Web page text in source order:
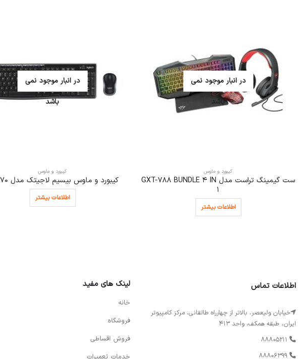
در انبار موجود نمی
باشد
کیبورد و ماوس
ست گیمینگ تراست مدل GXT-788 BUNDLE 4 IN
1
اطلاعات بیشتر
در انبار موجود نمی
باشد
کیبورد و ماوس
کیبورد و ماوس بیسیم لاجیتک مدل MK270
اطلاعات بیشتر
اطلاعات تماس
خیابان ولیعصر، بالاتر از چهارراه طالقانی، مرکز کامپیوتر
ایران، طبقه همکف، واحد 413
88805211
88806399
لینک های مفید
خانه
فروشگاه
فروش اقساطی
خدمات تعمیرات